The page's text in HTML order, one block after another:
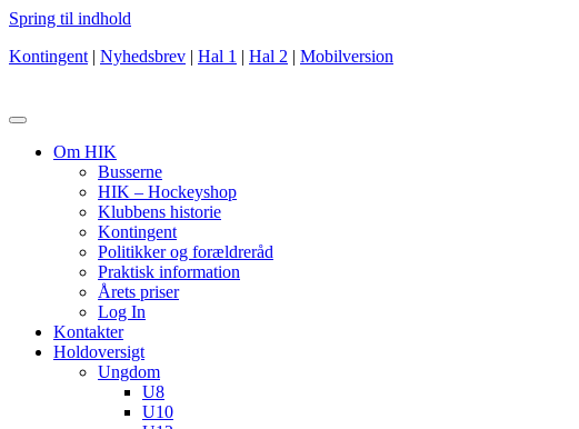
Spring til indhold
Kontingent | Nyhedsbrev | Hal 1 | Hal 2 | Mobilversion
Om HIK
Busserne
HIK – Hockeyshop
Klubbens historie
Kontingent
Politikker og forældreråd
Praktisk information
Årets priser
Log In
Kontakter
Holdoversigt
Ungdom
U8
U10